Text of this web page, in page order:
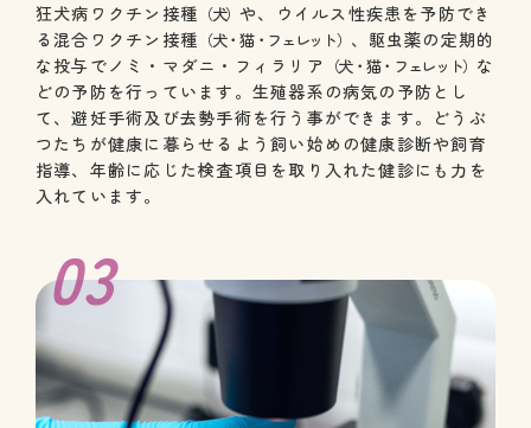
狂犬病ワクチン接種 （犬）や、ウイルス性疾患を予防でき
る混合ワクチン接種 （犬・猫・フェレット） 、駆虫薬の定期的
な投与でノミ・マダニ・フィラリア
（犬・猫・フェレット） な
どの予防を行っています。生殖器系の病気の予防とし
て、避妊手術及び去勢手術を行う事ができます。どうぶ
つたちが健康に暮らせるよう飼い始めの健康診断や飼育
指導、年齢に応じた検査項目を取り入れた健診にも力を
入れています。
03